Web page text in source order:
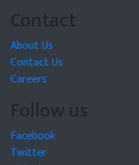
Contact
About Us
Contact Us
Careers
Follow us
Facebook
Twitter